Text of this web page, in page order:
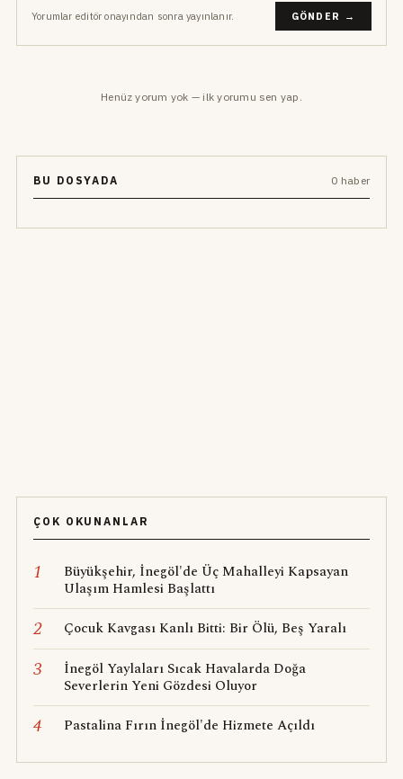
Yorumlar editör onayından sonra yayınlanır. GÖNDER →
Henüz yorum yok — ilk yorumu sen yap.
BU DOSYADA 0 haber
ÇOK OKUNANLAR
1
Büyükşehir, İnegöl'de Üç Mahalleyi Kapsayan
Ulaşım Hamlesi Başlattı
2 Çocuk Kavgası Kanlı Bitti: Bir Ölü, Beş Yaralı
3
İnegöl Yaylaları Sıcak Havalarda Doğa
Severlerin Yeni Gözdesi Oluyor
4 Pastalina Fırın İnegöl'de Hizmete Açıldı